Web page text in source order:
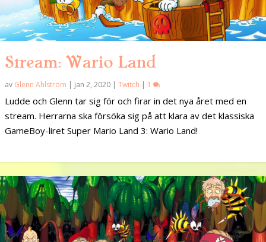
Stream: Wario Land
av Glenn Ahlström | jan 2, 2020 | Twitch | 1
Ludde och Glenn tar sig för och firar in det nya året med en
stream. Herrarna ska försöka sig på att klara av det klassiska
GameBoy-liret Super Mario Land 3: Wario Land!